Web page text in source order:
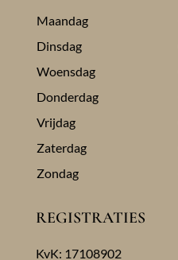
Maandag
Dinsdag
Woensdag
Donderdag
Vrijdag
Zaterdag
Zondag
REGISTRATIES
KvK: 17108902